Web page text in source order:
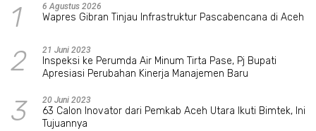
1 6 Agustus 2026
Wapres Gibran Tinjau Infrastruktur Pascabencana di Aceh
2 21 Juni 2023
Inspeksi ke Perumda Air Minum Tirta Pase, Pj Bupati
Apresiasi Perubahan Kinerja Manajemen Baru
3 20 Juni 2023
63 Calon Inovator dari Pemkab Aceh Utara Ikuti Bimtek, Ini
Tujuannya